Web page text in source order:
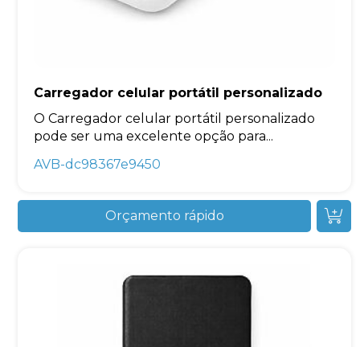
Carregador celular portátil personalizado
O Carregador celular portátil personalizado
pode ser uma excelente opção para...
AVB-dc98367e9450
Orçamento rápido